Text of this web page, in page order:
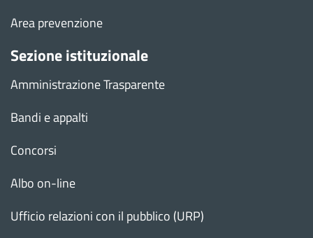
Area prevenzione
Sezione istituzionale
Amministrazione Trasparente
Bandi e appalti
Concorsi
Albo on-line
Ufficio relazioni con il pubblico (URP)